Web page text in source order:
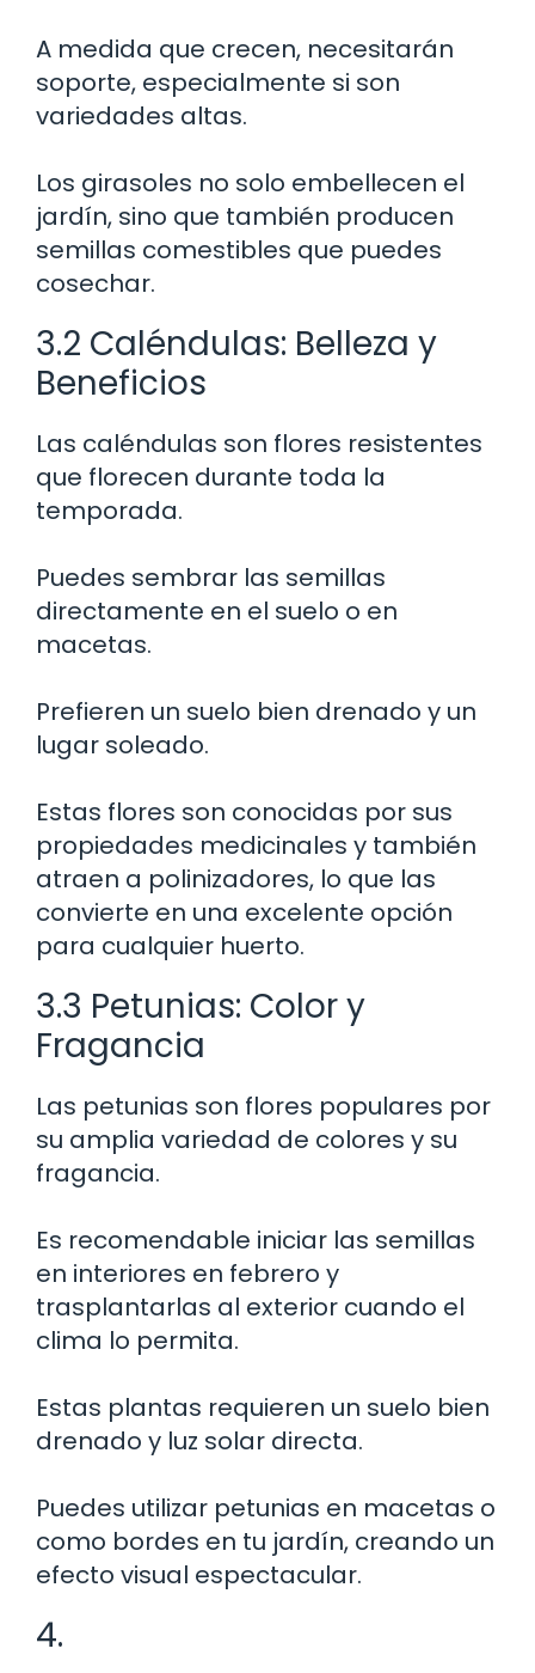
A medida que crecen, necesitarán
soporte, especialmente si son
variedades altas.
Los girasoles no solo embellecen el
jardín, sino que también producen
semillas comestibles que puedes
cosechar.
3.2 Caléndulas: Belleza y
Beneficios
Las caléndulas son flores resistentes
que florecen durante toda la
temporada.
Puedes sembrar las semillas
directamente en el suelo o en
macetas.
Prefieren un suelo bien drenado y un
lugar soleado.
Estas flores son conocidas por sus
propiedades medicinales y también
atraen a polinizadores, lo que las
convierte en una excelente opción
para cualquier huerto.
3.3 Petunias: Color y
Fragancia
Las petunias son flores populares por
su amplia variedad de colores y su
fragancia.
Es recomendable iniciar las semillas
en interiores en febrero y
trasplantarlas al exterior cuando el
clima lo permita.
Estas plantas requieren un suelo bien
drenado y luz solar directa.
Puedes utilizar petunias en macetas o
como bordes en tu jardín, creando un
efecto visual espectacular.
4.